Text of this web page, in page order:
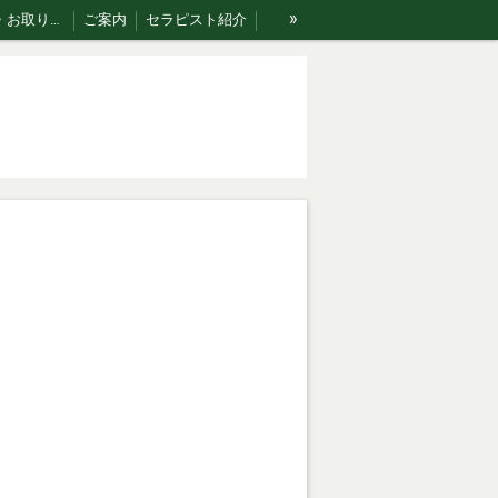
ご利用案内・お取り扱い商品･Rakumomiの想い ご案内 セラピスト紹介 »